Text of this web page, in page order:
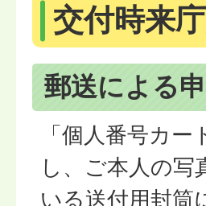
交付時来
郵送による
「個人番号カ
し、ご本人の
いる送付用封筒